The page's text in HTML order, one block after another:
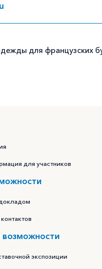
для участников
экспозиции
для французских